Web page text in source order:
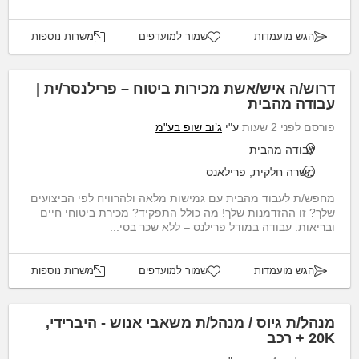
הגש מועמדות שמור למועדפים משרות נוספות
דרוש/ה איש/אשת מכירות ביטוח – פרילנסר/ית |
עבודה מהבית
פורסם לפני 2 שעות ע"י ג’וב שופ בע"מ
עבודה מהבית
משרה חלקית, פרילאנס
מחפש/ת לעבוד מהבית עם גמישות מלאה ולהרוויח לפי הביצועים
שלך? זו ההזדמנות שלך! מה כולל התפקיד? מכירת ביטוחי חיים
ובריאות. עבודה במודל פרילנס – ללא שכר בסי...
הגש מועמדות שמור למועדפים משרות נוספות
מנהל/ת גיוס / מנהל/ת משאבי אנוש - היברידי,
20K + רכב